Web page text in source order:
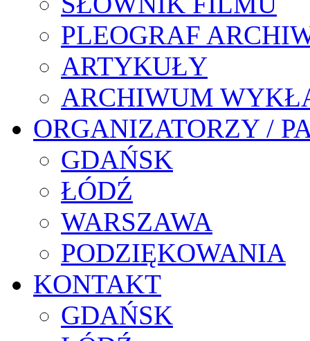
PLEOGRAF
ARTYKUŁY
ARCHIWUM
ORGANIZATORZY /
GDAŃSK
ŁÓDŹ
WARSZAWA
PODZIĘKOWANIA
KONTAKT
GDAŃSK